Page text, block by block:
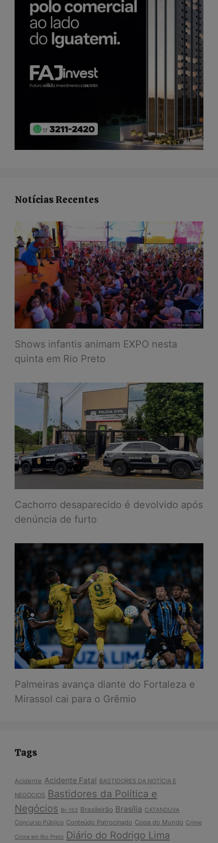
Notícias Recentes
Shows infantis animam EXPO nesta
quinta em Rio Preto
Cachorro desaparecido é devolvido após
denúncia de furto
Palmeiras avança diante do Fortaleza e
Mirassol cai para o Grêmio
Tags
Acidente Acidente Fatal BASTIDORES DA NOTÍCIA E
NEGÓCIOS Bastidores da Política e
Negócios Br-153 Brasileirão Brasília CATANDUVA
Concurso Público Conteúdo Patrocinado Copa do Mundo Crime
Crime em Rio Preto Diário do Rodrigo Lima